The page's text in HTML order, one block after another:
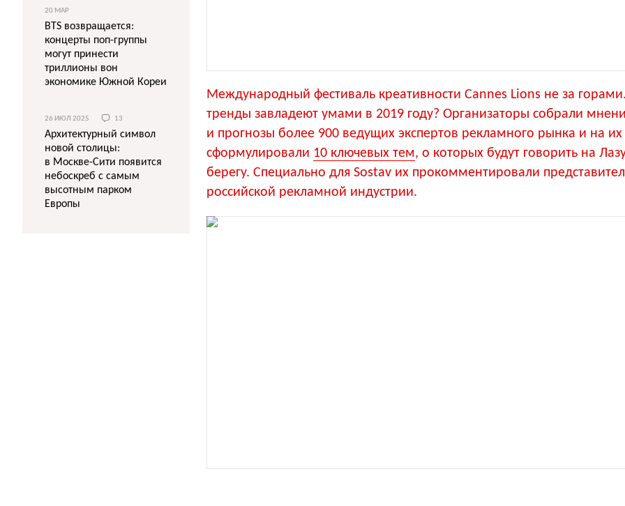
Международный фестиваль креативности Cannes Lions не за
тренды завладеют умами в 2019 году? Организаторы собрали
и прогнозы более 900 ведущих экспертов рекламного рынка и на
сформулировали 10 ключевых тем, о которых будут говорить на
берегу. Специально для Sostav их прокомментировали
российской рекламной индустрии.
20 МАР
BTS возвращается:
концерты поп-группы
могут принести
триллионы вон
экономике Южной Кореи
26 ИЮЛ 2025 13
Архитектурный символ
новой столицы:
в Москве-Сити появится
небоскреб с самым
высотным парком
Европы